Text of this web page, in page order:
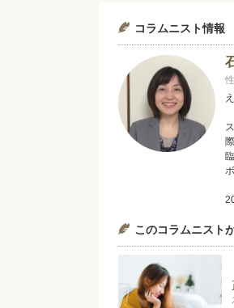
コラムニスト情報
このコラムニスト